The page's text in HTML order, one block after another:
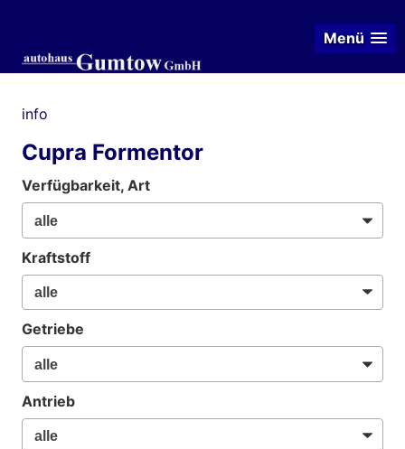
Menü
info
Cupra Formentor
Verfügbarkeit, Art
Kraftstoff
Getriebe
Antrieb